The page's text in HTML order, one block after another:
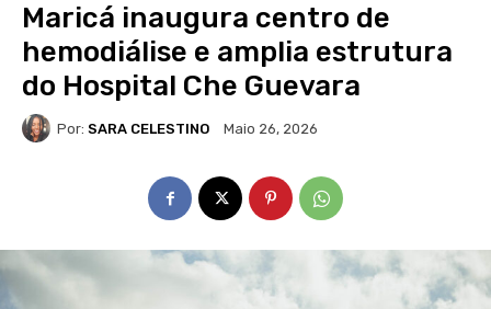
Maricá inaugura centro de
hemodiálise e amplia estrutura
do Hospital Che Guevara
Por: SARA CELESTINO Maio 26, 2026